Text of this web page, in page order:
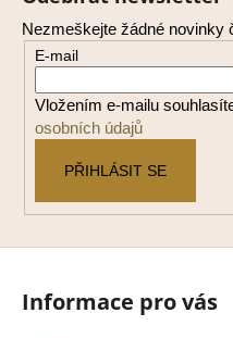
Nezmeškejte žádné novinky
E-mail
Vložením e-mailu
osobních údajů
PŘIHLÁSIT SE
Informace pro vás